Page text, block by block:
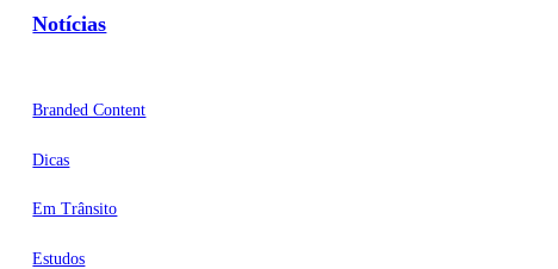
Notícias
Branded Content
Dicas
Em Trânsito
Estudos